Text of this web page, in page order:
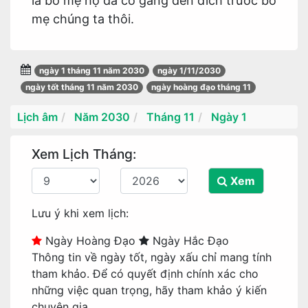
mẹ chúng ta thôi.
ngày 1 tháng 11 năm 2030
ngày 1/11/2030
ngày tốt tháng 11 năm 2030
ngày hoàng đạo tháng 11
Lịch âm Năm 2030 Tháng 11 Ngày 1
Xem Lịch Tháng:
Xem
Lưu ý khi xem lịch:
Ngày Hoàng Đạo
Ngày Hắc Đạo
Thông tin về ngày tốt, ngày xấu chỉ mang tính
tham khảo. Để có quyết định chính xác cho
những việc quan trọng, hãy tham khảo ý kiến